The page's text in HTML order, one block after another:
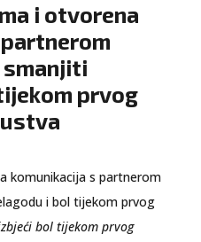
i otvorena
smanjiti
prvog
komunikacija s partnerom
i bol tijekom prvog
bol tijekom prvog